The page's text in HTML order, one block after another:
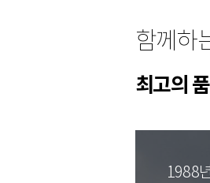
함께하
최고의
1988